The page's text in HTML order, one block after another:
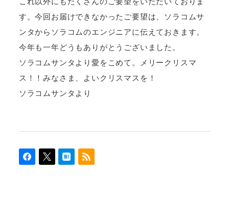
す。今回お届けできなかったご要望は、ソラコムサ
ンタからソラコムのエンジニアに伝えておきます。
今年も一年どうもありがとうございました。
ソラコムサンタより愛をこめて。メリークリスマ
ス！！みなさま、よいクリスマスを！
ソラコムサンタより